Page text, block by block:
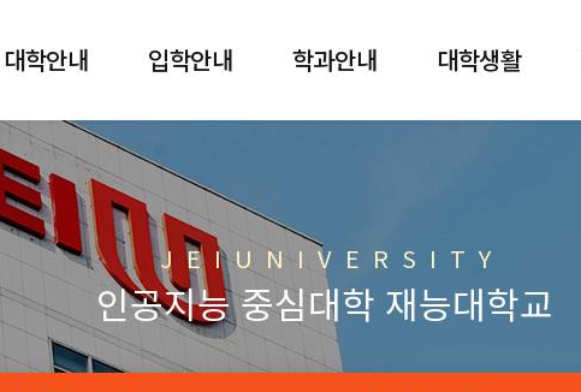
대학안내 입학안내 학과안내 대학생활
J E I U N I V E R S I T Y
인공지능 중심대학 재능대학교